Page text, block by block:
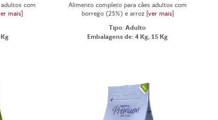
com
mais]
Alimento completo para cães adultos com
borrego (25%) e arroz [ver mais]
Tipo: Adulto
Embalagens de: 4 Kg, 15 Kg